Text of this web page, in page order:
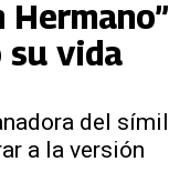
vida
del símil
a la versión